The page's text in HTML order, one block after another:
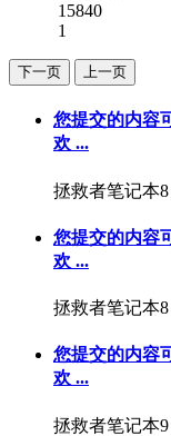
15840
1
下一页 上一页
您提交的内容
欢 ...
拯救者笔记本
您提交的内容
欢 ...
拯救者笔记本
您提交的内容
欢 ...
拯救者笔记本